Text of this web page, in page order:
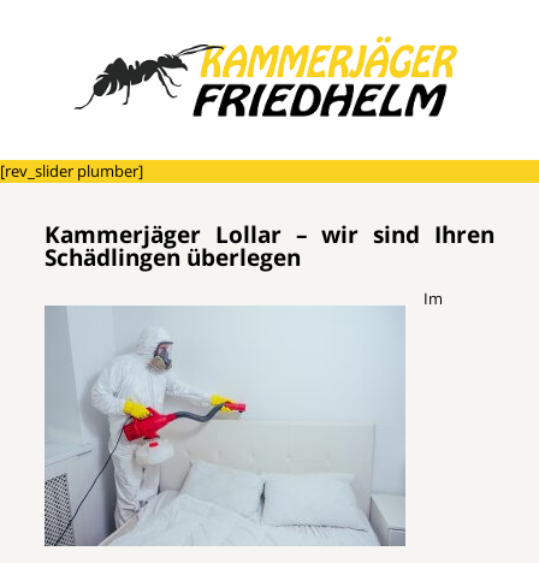
[rev_slider plumber]
Kammerjäger Lollar – wir sind Ihren
Schädlingen überlegen
Im